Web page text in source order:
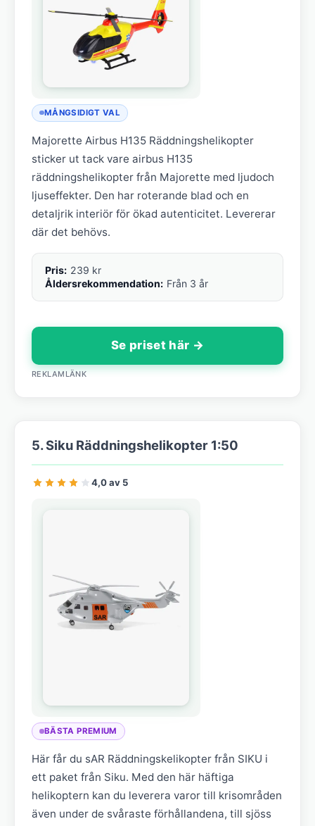
MÅNGSIDIGT VAL
Majorette Airbus H135 Räddningshelikopter
sticker ut tack vare airbus H135
räddningshelikopter från Majorette med ljudoch
ljuseffekter. Den har roterande blad och en
detaljrik interiör för ökad autenticitet. Levererar
där det behövs.
Pris: 239 kr
Åldersrekommendation: Från 3 år
Se priset här →
REKLAMLÄNK
5. Siku Räddningshelikopter 1:50
4,0 av 5
BÄSTA PREMIUM
Här får du sAR Räddningskelikopter från SIKU i
ett paket från Siku. Med den här häftiga
helikoptern kan du leverera varor till krisområden
även under de svåraste förhållandena, till sjöss